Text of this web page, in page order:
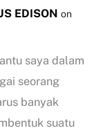
EDISON on
saya dalam
seorang
banyak
suatu